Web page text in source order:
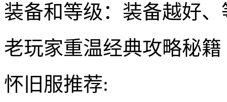
装备和等级：装备越好
老玩家重温经典攻略秘籍
怀旧服推荐: